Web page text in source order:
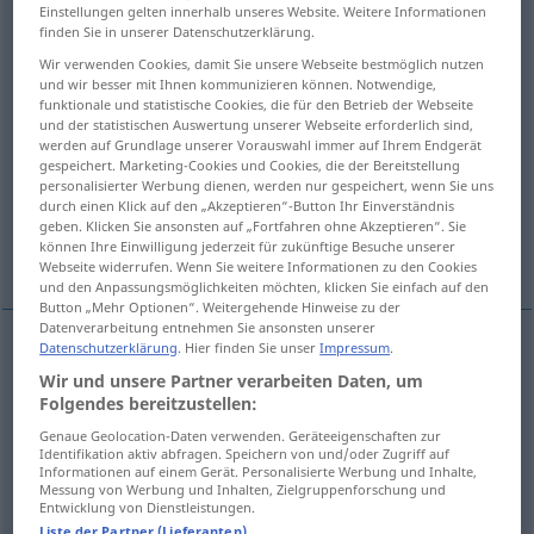
Übersicht aller Übersetzungen
(Für mehr Details die Übersetzung anklicken/antippen)
yer, durum, konum, mevki
meydan, alan, inşaat alanı koltuk, yer
Weitere Beispiele...
yer Platz (≈ Ort, Stelle, Raum)
durum,konum,mevki Platz (≈ Lage)
Einstellungen gelten innerhalb unseres Website. Weitere Informationen
finden Sie in unserer Datenschutzerklärung.
Wir verwenden Cookies, damit Sie unsere Webseite bestmöglich nutzen
und wir besser mit Ihnen kommunizieren können. Notwendige,
funktionale und statistische Cookies, die für den Betrieb der Webseite
und der statistischen Auswertung unserer Webseite erforderlich sind,
werden auf Grundlage unserer Vorauswahl immer auf Ihrem Endgerät
gespeichert. Marketing-Cookies und Cookies, die der Bereitstellung
personalisierter Werbung dienen, werden nur gespeichert, wenn Sie uns
durch einen Klick auf den „Akzeptieren“-Button Ihr Einverständnis
geben. Klicken Sie ansonsten auf „Fortfahren ohne Akzeptieren“. Sie
können Ihre Einwilligung jederzeit für zukünftige Besuche unserer
Webseite widerrufen. Wenn Sie weitere Informationen zu den Cookies
und den Anpassungsmöglichkeiten möchten, klicken Sie einfach auf den
Button „Mehr Optionen“. Weitergehende Hinweise zu der
Datenverarbeitung entnehmen Sie ansonsten unserer
Datenschutzerklärung. Hier finden Sie unserImpressum.
Wir und unsere Partner verarbeiten Daten, um
Folgendes bereitzustellen:
Genaue Geolocation-Daten verwenden. Geräteeigenschaften zur
Identifikation aktiv abfragen. Speichern von und/oder Zugriff auf
Informationen auf einem Gerät. Personalisierte Werbung und Inhalte,
Messung von Werbung und Inhalten, Zielgruppenforschung und
Entwicklung von Dienstleistungen.